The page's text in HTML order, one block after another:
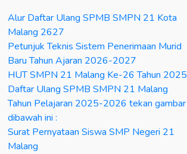
Alur Daftar Ulang SPMB SMPN 21 Kota
Malang 2627
Petunjuk Teknis Sistem Penerimaan Murid
Baru Tahun Ajaran 2026-2027
HUT SMPN 21 Malang Ke-26 Tahun 2025
Daftar Ulang SPMB SMPN 21 Malang
Tahun Pelajaran 2025-2026 tekan gambar
dibawah ini :
Surat Pernyataan Siswa SMP Negeri 21
Malang